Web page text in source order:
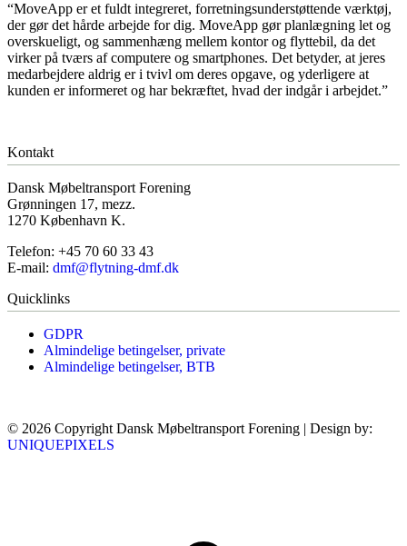
“MoveApp er et fuldt integreret, forretningsunderstøttende værktøj,
der gør det hårde arbejde for dig. MoveApp gør planlægning let og
overskueligt, og sammenhæng mellem kontor og flyttebil, da det
virker på tværs af computere og smartphones. Det betyder, at jeres
medarbejdere aldrig er i tvivl om deres opgave, og yderligere at
kunden er informeret og har bekræftet, hvad der indgår i arbejdet.”
Kontakt
Dansk Møbeltransport Forening
Grønningen 17, mezz.
1270 København K.
Telefon: +45 70 60 33 43
E-mail: dmf@flytning-dmf.dk
Quicklinks
GDPR
Almindelige betingelser, private
Almindelige betingelser, BTB
© 2026 Copyright Dansk Møbeltransport Forening | Design by:
UNIQUEPIXELS